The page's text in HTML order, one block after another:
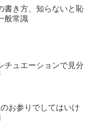
書き方、知らないと恥
般常識
チュエーションで見分
お参りでしてはいけ